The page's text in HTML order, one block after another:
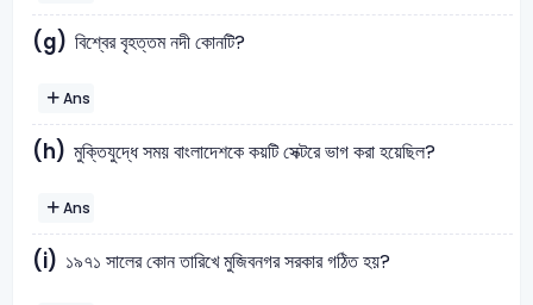
(g) বিশ্বের বৃহত্তম নদী কোনটি?
Ans
(h) মুক্তিযুদ্ধে সময় বাংলাদেশকে কয়টি সেক্টরে ভাগ করা হয়েছিল?
Ans
(i) ১৯৭১ সালের কোন তারিখে মুজিবনগর সরকার গঠিত হয়?